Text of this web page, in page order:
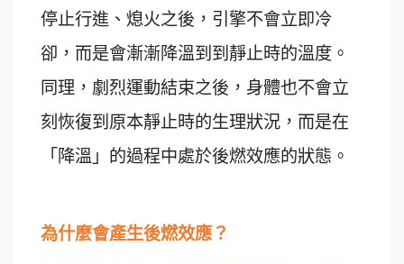
停止行進、熄火之後，引擎不會立即冷
卻，而是會漸漸降溫到到靜止時的溫度。
同理，劇烈運動結束之後，身體也不會立
刻恢復到原本靜止時的生理狀況，而是在
「降溫」的過程中處於後燃效應的狀態。
為什麼會產生後燃效應？